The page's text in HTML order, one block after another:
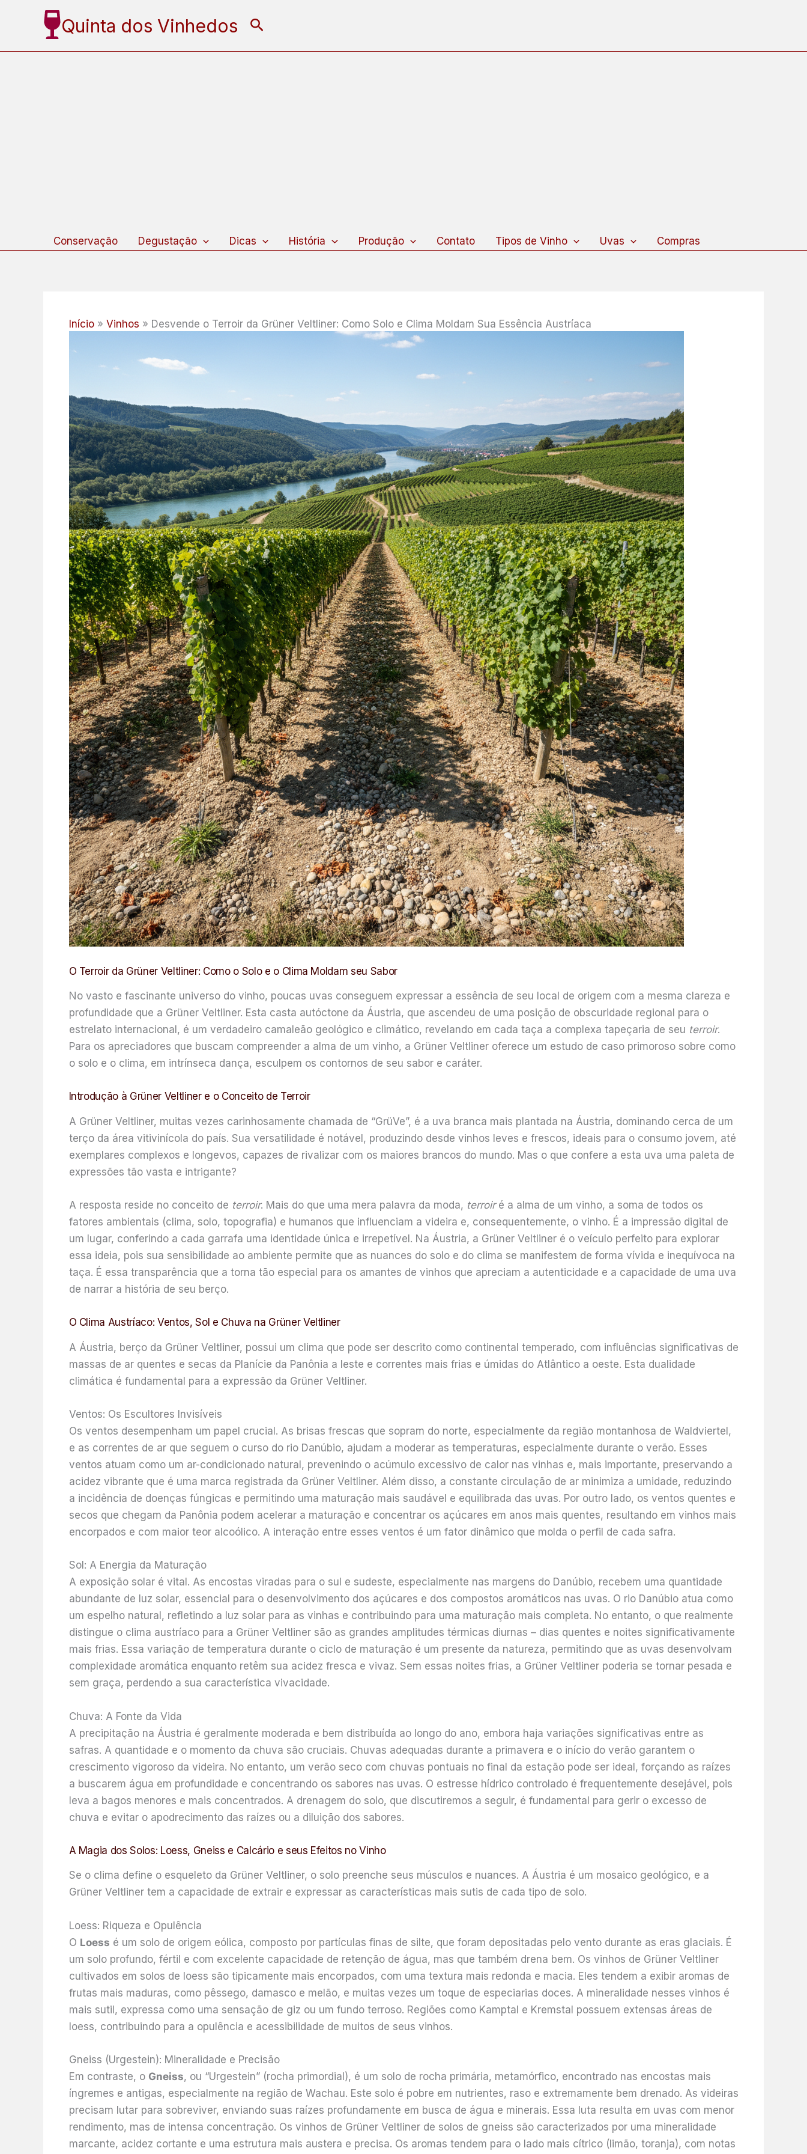
Quinta dos Vinhedos Pesquisar
Conservação Degustação Dicas História Produção Contato Tipos de Vinho Uvas Compras
Início Vinhos Desvende o Terroir da Grüner Veltliner: Como Solo e Clima Moldam Sua Essência Austríaca
O Terroir da Grüner Veltliner: Como o Solo e o Clima Moldam seu Sabor
No vasto e fascinante universo do vinho, poucas uvas conseguem expressar a essência de seu local de origem com a mesma clareza e
profundidade que a Grüner Veltliner. Esta casta autóctone da Áustria, que ascendeu de uma posição de obscuridade regional para o
estrelato internacional, é um verdadeiro camaleão geológico e climático, revelando em cada taça a complexa tapeçaria de seu terroir.
Para os apreciadores que buscam compreender a alma de um vinho, a Grüner Veltliner oferece um estudo de caso primoroso sobre como
o solo e o clima, em intrínseca dança, esculpem os contornos de seu sabor e caráter.
Introdução à Grüner Veltliner e o Conceito de Terroir
A Grüner Veltliner, muitas vezes carinhosamente chamada de “GrüVe”, é a uva branca mais plantada na Áustria, dominando cerca de um
terço da área vitivinícola do país. Sua versatilidade é notável, produzindo desde vinhos leves e frescos, ideais para o consumo jovem, até
exemplares complexos e longevos, capazes de rivalizar com os maiores brancos do mundo. Mas o que confere a esta uva uma paleta de
expressões tão vasta e intrigante?
A resposta reside no conceito de terroir. Mais do que uma mera palavra da moda, terroiré a alma de um vinho, a soma de todos os
fatores ambientais (clima, solo, topografia) e humanos que influenciam a videira e, consequentemente, o vinho. É a impressão digital de
um lugar, conferindo a cada garrafa uma identidade única e irrepetível. Na Áustria, a Grüner Veltliner é o veículo perfeito para explorar
essa ideia, pois sua sensibilidade ao ambiente permite que as nuances do solo e do clima se manifestem de forma vívida e inequívoca na
taça. É essa transparência que a torna tão especial para os amantes de vinhos que apreciam a autenticidade e a capacidade de uma uva
de narrar a história de seu berço.
O Clima Austríaco: Ventos, Sol e Chuva na Grüner Veltliner
A Áustria, berço da Grüner Veltliner, possui um clima que pode ser descrito como continental temperado, com influências significativas de
massas de ar quentes e secas da Planície da Panônia a leste e correntes mais frias e úmidas do Atlântico a oeste. Esta dualidade
climática é fundamental para a expressão da Grüner Veltliner.
Ventos: Os Escultores Invisíveis
Os ventos desempenham um papel crucial. As brisas frescas que sopram do norte, especialmente da região montanhosa de Waldviertel,
e as correntes de ar que seguem o curso do rio Danúbio, ajudam a moderar as temperaturas, especialmente durante o verão. Esses
ventos atuam como um ar-condicionado natural, prevenindo o acúmulo excessivo de calor nas vinhas e, mais importante, preservando a
acidez vibrante que é uma marca registrada da Grüner Veltliner. Além disso, a constante circulação de ar minimiza a umidade, reduzindo
a incidência de doenças fúngicas e permitindo uma maturação mais saudável e equilibrada das uvas. Por outro lado, os ventos quentes e
secos que chegam da Panônia podem acelerar a maturação e concentrar os açúcares em anos mais quentes, resultando em vinhos mais
encorpados e com maior teor alcoólico. A interação entre esses ventos é um fator dinâmico que molda o perfil de cada safra.
Sol: A Energia da Maturação
A exposição solar é vital. As encostas viradas para o sul e sudeste, especialmente nas margens do Danúbio, recebem uma quantidade
abundante de luz solar, essencial para o desenvolvimento dos açúcares e dos compostos aromáticos nas uvas. O rio Danúbio atua como
um espelho natural, refletindo a luz solar para as vinhas e contribuindo para uma maturação mais completa. No entanto, o que realmente
distingue o clima austríaco para a Grüner Veltliner são as grandes amplitudes térmicas diurnas – dias quentes e noites significativamente
mais frias. Essa variação de temperatura durante o ciclo de maturação é um presente da natureza, permitindo que as uvas desenvolvam
complexidade aromática enquanto retêm sua acidez fresca e vivaz. Sem essas noites frias, a Grüner Veltliner poderia se tornar pesada e
sem graça, perdendo a sua característica vivacidade.
Chuva: A Fonte da Vida
A precipitação na Áustria é geralmente moderada e bem distribuída ao longo do ano, embora haja variações significativas entre as
safras. A quantidade e o momento da chuva são cruciais. Chuvas adequadas durante a primavera e o início do verão garantem o
crescimento vigoroso da videira. No entanto, um verão seco com chuvas pontuais no final da estação pode ser ideal, forçando as raízes
a buscarem água em profundidade e concentrando os sabores nas uvas. O estresse hídrico controlado é frequentemente desejável, pois
leva a bagos menores e mais concentrados. A drenagem do solo, que discutiremos a seguir, é fundamental para gerir o excesso de
chuva e evitar o apodrecimento das raízes ou a diluição dos sabores.
A Magia dos Solos: Loess, Gneiss e Calcário e seus Efeitos no Vinho
Se o clima define o esqueleto da Grüner Veltliner, o solo preenche seus músculos e nuances. A Áustria é um mosaico geológico, e a
Grüner Veltliner tem a capacidade de extrair e expressar as características mais sutis de cada tipo de solo.
Loess: Riqueza e Opulência
O Loess é um solo de origem eólica, composto por partículas finas de silte, que foram depositadas pelo vento durante as eras glaciais. É
um solo profundo, fértil e com excelente capacidade de retenção de água, mas que também drena bem. Os vinhos de Grüner Veltliner
cultivados em solos de loess são tipicamente mais encorpados, com uma textura mais redonda e macia. Eles tendem a exibir aromas de
frutas mais maduras, como pêssego, damasco e melão, e muitas vezes um toque de especiarias doces. A mineralidade nesses vinhos é
mais sutil, expressa como uma sensação de giz ou um fundo terroso. Regiões como Kamptal e Kremstal possuem extensas áreas de
loess, contribuindo para a opulência e acessibilidade de muitos de seus vinhos.
Gneiss (Urgestein): Mineralidade e Precisão
Em contraste, o Gneiss, ou “Urgestein” (rocha primordial), é um solo de rocha primária, metamórfico, encontrado nas encostas mais
íngremes e antigas, especialmente na região de Wachau. Este solo é pobre em nutrientes, raso e extremamente bem drenado. As videiras
precisam lutar para sobreviver, enviando suas raízes profundamente em busca de água e minerais. Essa luta resulta em uvas com menor
rendimento, mas de intensa concentração. Os vinhos de Grüner Veltliner de solos de gneiss são caracterizados por uma mineralidade
marcante, acidez cortante e uma estrutura mais austera e precisa. Os aromas tendem para o lado mais cítrico (limão, toranja), com notas